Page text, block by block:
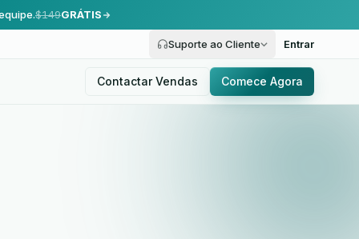
$149GRÁTIS
Suporte ao Cliente Entrar
Contactar Vendas Comece Agora